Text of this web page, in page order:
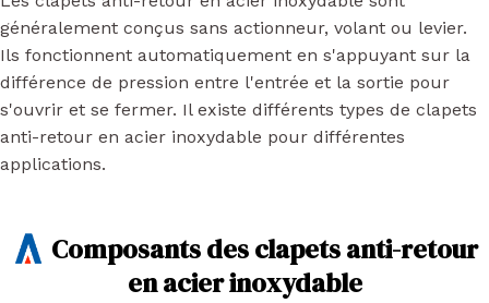
généralement conçus sans actionneur, volant ou levier.
Ils fonctionnent automatiquement en s'appuyant sur la
différence de pression entre l'entrée et la sortie pour
s'ouvrir et se fermer. Il existe différents types de clapets
anti-retour en acier inoxydable pour différentes
applications.
Composants des clapets anti-retour
en acier inoxydable